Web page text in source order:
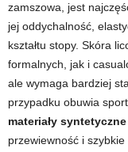
zamszowa, jest
jej oddychalność,
kształtu stopy. Skóra
formalnych, jak i
ale wymaga bardziej
przypadku obuwia
materiały syntetyczne
przewiewność i szybkie